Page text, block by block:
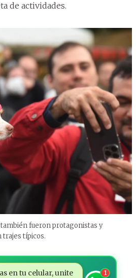
de actividades.
fueron protagonistas y
trajes típicos.
en tu celular, unite 1